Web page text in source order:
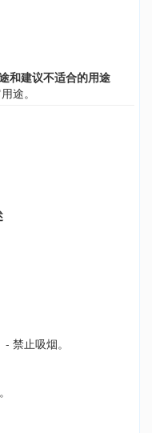
和建议不适合的用途
途。
禁止吸烟。